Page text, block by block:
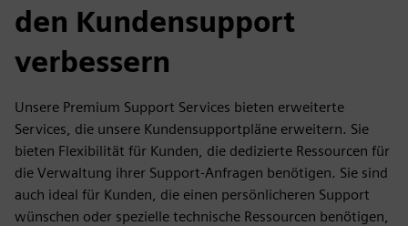
den Kundensupport
verbessern
Unsere Premium Support Services bieten erweiterte
Services, die unsere Kundensupportpläne erweitern. Sie
bieten Flexibilität für Kunden, die dedizierte Ressourcen für
die Verwaltung ihrer Support-Anfragen benötigen. Sie sind
auch ideal für Kunden, die einen persönlicheren Support
wünschen oder spezielle technische Ressourcen benötigen,